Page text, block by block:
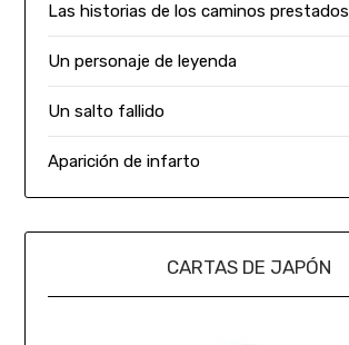
Las historias de los caminos prestados
Un personaje de leyenda
Un salto fallido
Aparición de infarto
CARTAS DE JAPÓN